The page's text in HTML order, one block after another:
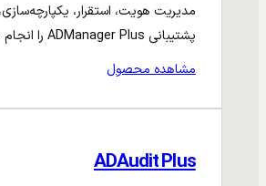
مدیریت هویت، استقرار،
پشتیبانی ADManager Plus را انجام می‌دهد.
مشاهده محصول
ADAudit Plus